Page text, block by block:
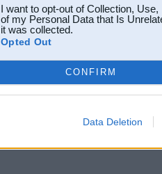
I want to opt-out of Collection,
of my Personal Data that Is
it was collected.
Opted Out
CONFIRM
Data Deletion